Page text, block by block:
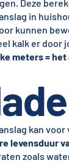
Deze
in
kunnen
kalk er door
meters =
kan
levensduur
zoals